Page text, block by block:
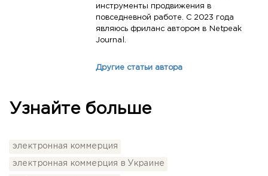
инструменты продвижения в
повседневной работе. С 2023 года
являюсь фриланс автором в Netpeak
Journal.
Другие статьи автора
Узнайте больше
электронная коммерция
электронная коммерция в Украине